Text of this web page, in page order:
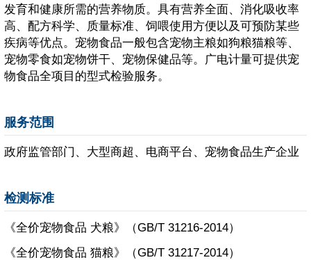
发育和健康所需的营养物质。具有营养全面、消化吸收率
高、配方科学、质量标准、饲喂使用方便以及可预防某些
疾病等优点。宠物食品一般包含宠物主粮如狗粮猫粮等、
宠物零食如宠物饼干、宠物保健品等。广电计量可提供宠
物食品全项目的型式检验服务。
服务范围
政府监管部门、大型商超、电商平台、宠物食品生产企业
检测标准
《全价宠物食品 犬粮》（GB/T 31216-2014）
《全价宠物食品 猫粮》（GB/T 31217-2014）